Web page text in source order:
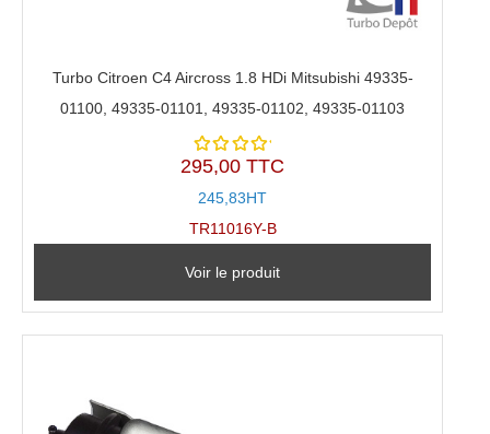
Turbo Citroen C4 Aircross 1.8 HDi Mitsubishi 49335-
01100, 49335-01101, 49335-01102, 49335-01103
Note
5
295,00 TTC
245,83HT
TR11016Y-B
Voir le produit